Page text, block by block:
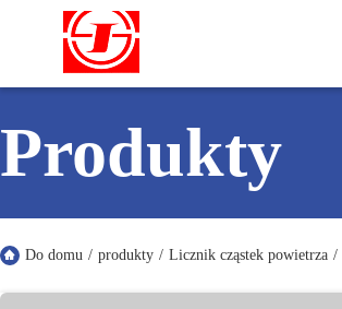
Produkty
Do domu / produkty / Licznik cząstek powietrza /